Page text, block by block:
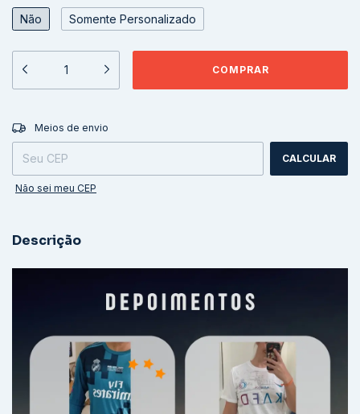
Não Somente Personalizado
Entregas para o CEP:
Meios de envio
CALCULAR
Não sei meu CEP
Descrição